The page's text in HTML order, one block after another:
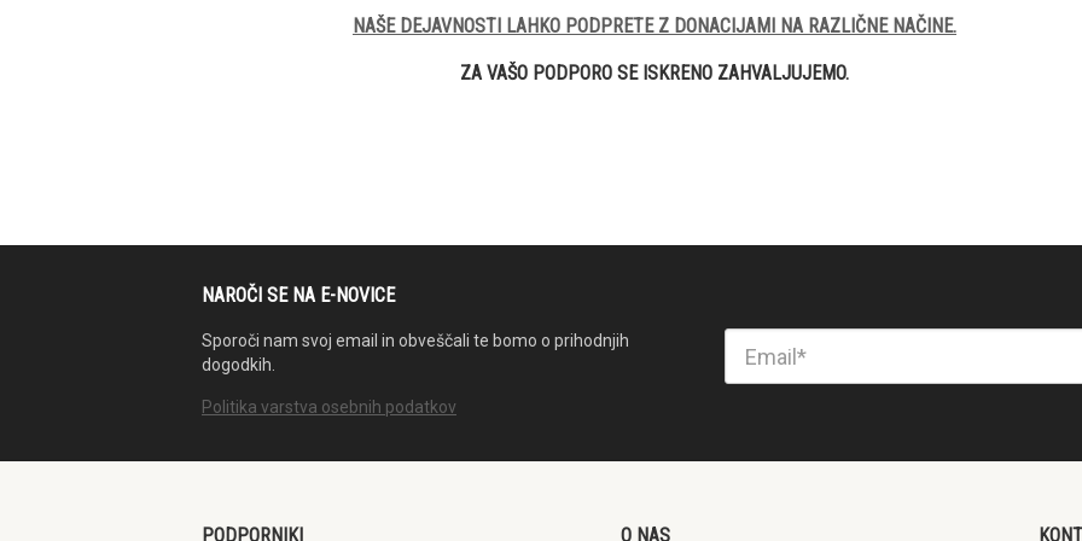
NAŠE DEJAVNOSTI LAHKO PODPRETE Z DONACIJAMI NA RAZLIČNE NAČINE.
ZA VAŠO PODPORO SE ISKRENO ZAHVALJUJEMO.
NAROČI SE NA E-NOVICE
Sporoči nam svoj email in obveščali te bomo o prihodnjih
dogodkih.
Politika varstva osebnih podatkov
PODPORNIKI O NAS